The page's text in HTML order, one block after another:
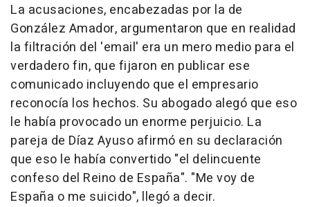
La acusaciones, encabezadas por la de
González Amador, argumentaron que en realidad
la filtración del 'email' era un mero medio para el
verdadero fin, que fijaron en publicar ese
comunicado incluyendo que el empresario
reconocía los hechos. Su abogado alegó que eso
le había provocado un enorme perjuicio. La
pareja de Díaz Ayuso afirmó en su declaración
que eso le había convertido "el delincuente
confeso del Reino de España". "Me voy de
España o me suicido", llegó a decir.